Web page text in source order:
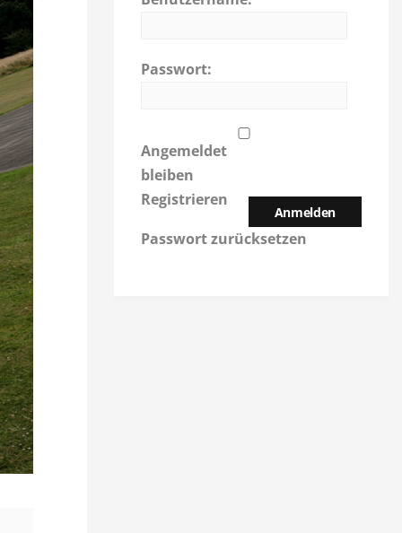
Passwort:
Angemeldet
bleiben
Anmelden
Registrieren
Passwort zurücksetzen